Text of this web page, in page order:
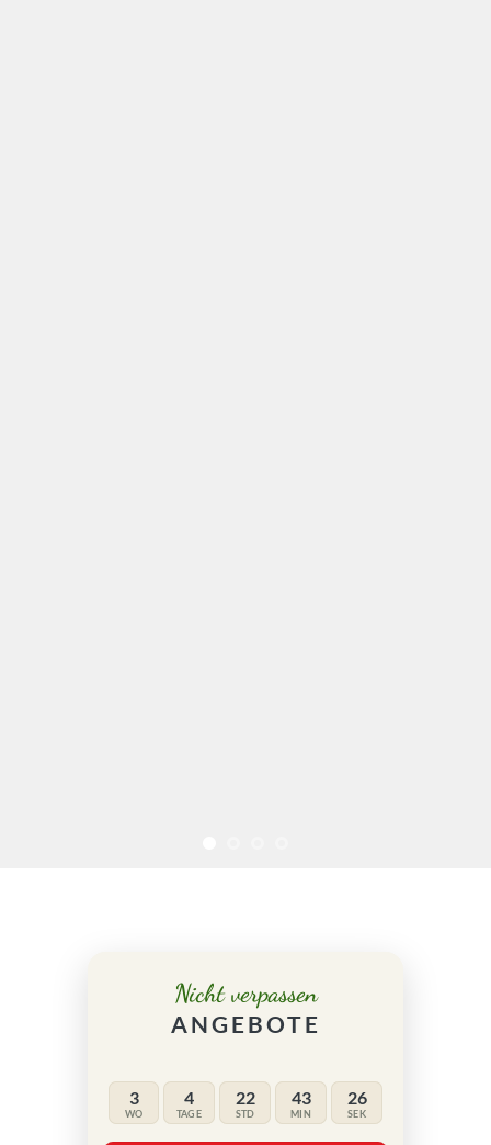
Nicht verpassen
ANGEBOTE
3
WO
4
TAGE
22
STD
43
MIN
25
SEK